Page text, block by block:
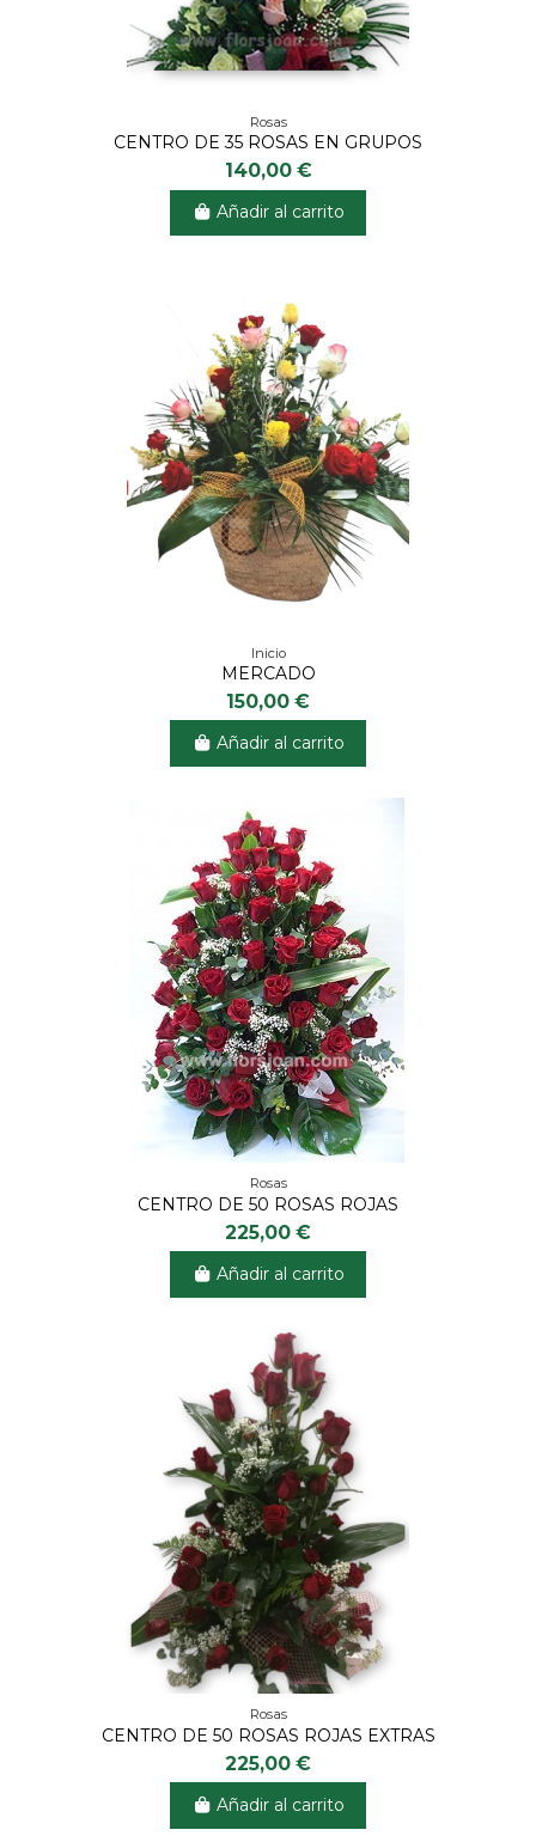
Rosas
CENTRO DE 35 ROSAS EN GRUPOS
140,00 €
Añadir al carrito
Inicio
MERCADO
150,00 €
Añadir al carrito
Rosas
CENTRO DE 50 ROSAS ROJAS
225,00 €
Añadir al carrito
Rosas
CENTRO DE 50 ROSAS ROJAS EXTRAS
225,00 €
Añadir al carrito